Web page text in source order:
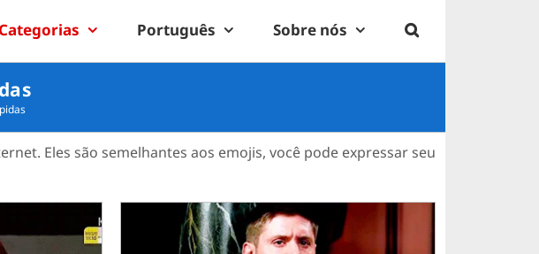
Categorias Português Sobre nós
Eles são semelhantes aos emojis, você pode expressar seu